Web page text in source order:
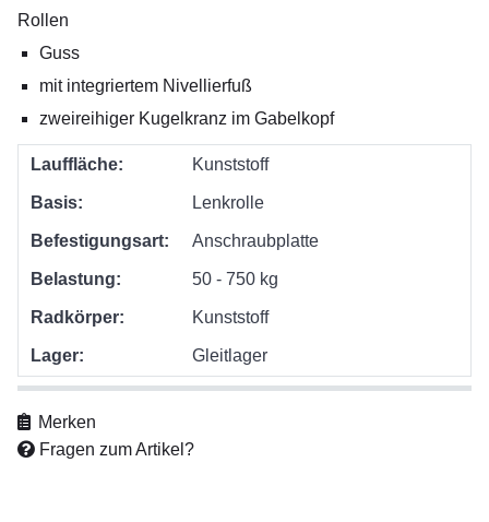
Rollen
Guss
mit integriertem Nivellierfuß
zweireihiger Kugelkranz im Gabelkopf
Lauffläche: Kunststoff
Basis: Lenkrolle
Befestigungsart: Anschraubplatte
Belastung: 50 - 750 kg
Radkörper: Kunststoff
Lager: Gleitlager
Merken
Fragen zum Artikel?